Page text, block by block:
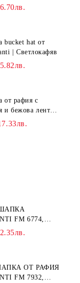
bucket hat от
| Светлокафяв
от рафия с
и бежова лента
FM 6774,
ЦВЕТЕ
ОТ РАФИЯ
FM 7932,